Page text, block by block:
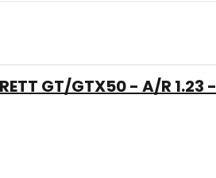
GT/GTX50 - A/R 1.23 -